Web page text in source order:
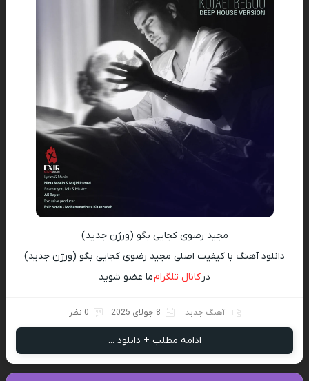
مجید رضوی کجایی بگو (ورژن جدید)
دانلود آهنگ با کیفیت اصلی مجید رضوی کجایی بگو (ورژن جدید)
درکانال تلگرامما عضو شوید
آهنگ جدید 8 جولای 2025 0 نظر
ادامه مطلب + دانلود ...